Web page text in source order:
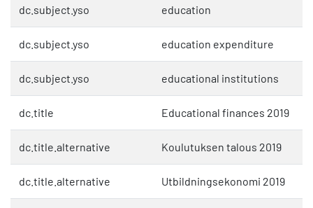
dc.subject.yso education
dc.subject.yso education expenditure
dc.subject.yso educational institutions
dc.title Educational finances 2019
dc.title.alternative Koulutuksen talous 2019
dc.title.alternative Utbildningsekonomi 2019